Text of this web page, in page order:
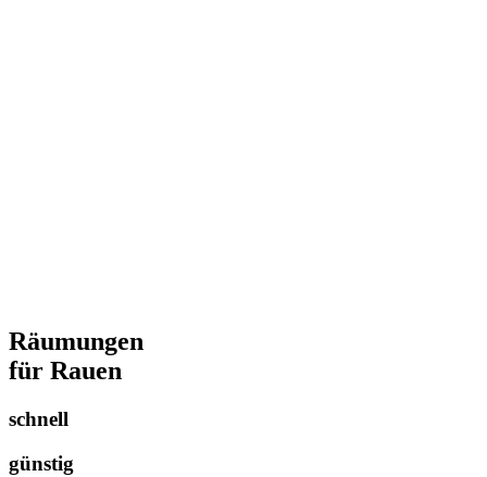
Räumungen
für Rauen
schnell
günstig